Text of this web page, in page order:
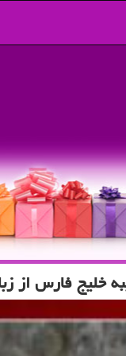
خلیج فارس از